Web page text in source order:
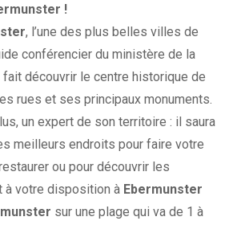
prix :
299.00€
à
809.00€
!
, l’une des plus belles villes de
conférencier du ministère de la
fait découvrir le centre historique de
rues et ses principaux monuments.
un expert de son territoire : il saura
meilleurs endroits pour faire votre
ou pour découvrir les
à votre disposition à Ebermunster
sur une plage qui va de 1 à